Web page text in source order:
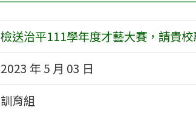
檢送治平111學年度才藝大賽，請貴
2023 年 5 月 03 日
訓育組